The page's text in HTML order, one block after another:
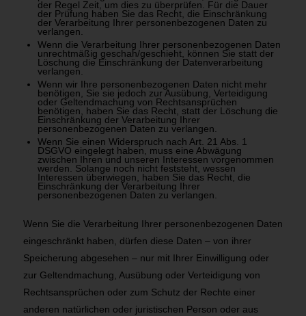
der Regel Zeit, um dies zu überprüfen. Für die Dauer
der Prüfung haben Sie das Recht, die Einschränkung
der Verarbeitung Ihrer personenbezogenen Daten zu
verlangen.
Wenn die Verarbeitung Ihrer personenbezogenen Daten
unrechtmäßig geschah/geschieht, können Sie statt der
Löschung die Einschränkung der Datenverarbeitung
verlangen.
Wenn wir Ihre personenbezogenen Daten nicht mehr
benötigen, Sie sie jedoch zur Ausübung, Verteidigung
oder Geltendmachung von Rechtsansprüchen
benötigen, haben Sie das Recht, statt der Löschung die
Einschränkung der Verarbeitung Ihrer
personenbezogenen Daten zu verlangen.
Wenn Sie einen Widerspruch nach Art. 21 Abs. 1
DSGVO eingelegt haben, muss eine Abwägung
zwischen Ihren und unseren Interessen vorgenommen
werden. Solange noch nicht feststeht, wessen
Interessen überwiegen, haben Sie das Recht, die
Einschränkung der Verarbeitung Ihrer
personenbezogenen Daten zu verlangen.
Wenn Sie die Verarbeitung Ihrer personenbezogenen Daten
eingeschränkt haben, dürfen diese Daten – von ihrer
Speicherung abgesehen – nur mit Ihrer Einwilligung oder
zur Geltendmachung, Ausübung oder Verteidigung von
Rechtsansprüchen oder zum Schutz der Rechte einer
anderen natürlichen oder juristischen Person oder aus